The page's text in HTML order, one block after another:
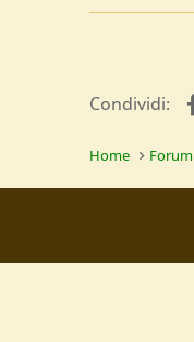
Condividi:
Home Forum